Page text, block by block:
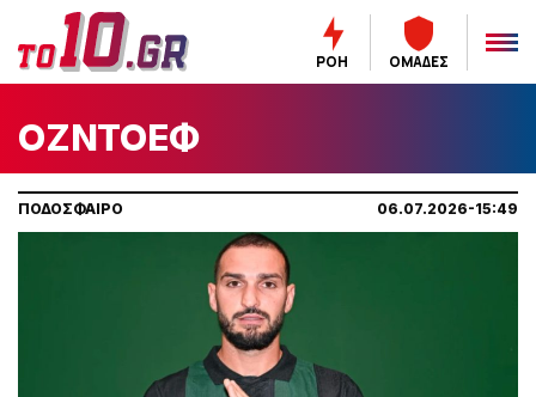
ΡΟΗ ΟΜΑΔΕΣ
ΟΖΝΤΟΕΦ
ΠΟΔΟΣΦΑΙΡΟ 06.07.2026-15:49